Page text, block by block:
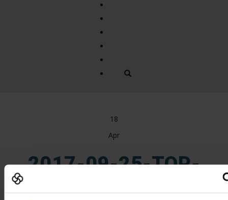
18
Apr
2017-09-25-TOP-